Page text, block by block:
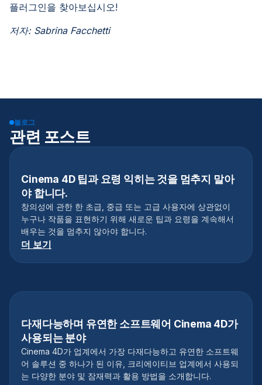
플러그인을 찾아보십시오!
저자: Sabrina Facchetti
블로그
관련 포스트
Cinema 4D 팁과 요령 익히는 것을 멈추지 말아
야 합니다.
창의성에 관한 한 초급, 중급 또는 고급 사용자에 상관없이
누구나 작품을 표현하기 위해 새로운 팁과 요령을 계속해서
배우는 것을 멈추지 않아야 합니다.
더 보기
다재다능하며 유연한 소프트웨어 Cinema 4D가
사용되는 분야
Cinema 4D가 업계에서 가장 다재다능하고 유연한 소프트웨
어 솔루션 중 하나가 된 이유, 크리에이티브 업계에서 사용되
는 다양한 분야 및 잠재력과 활용 방법을 소개합니다.